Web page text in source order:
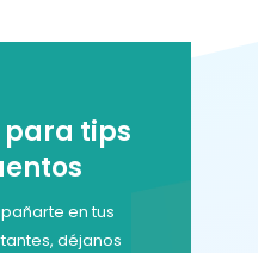
para tips
en tus
déjanos